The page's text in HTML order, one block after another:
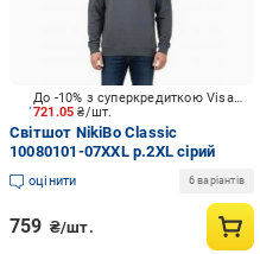
721.05₴/шт.
До -10% з суперкредиткою Visa Вигода
Світшот NikiBo Classic
10080101-07XXL р.2XL сірий
оцінити 6 варіантів
759 ₴/шт.